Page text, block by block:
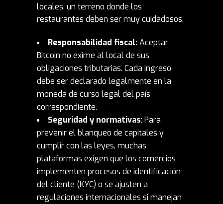
locales, un terreno donde los
restaurantes deben ser muy cuidadosos.
Responsabilidad fiscal:Aceptar
Bitcoin no exime al local de sus
obligaciones tributarias. Cada ingreso
debe ser declarado legalmente en la
moneda de curso legal del país
correspondiente.
Seguridad y normativas: Para
prevenir el blanqueo de capitales y
cumplir con las leyes, muchas
plataformas exigen que los comercios
implementen procesos de identificación
del cliente (KYC) o se ajusten a
regulaciones internacionales si manejan